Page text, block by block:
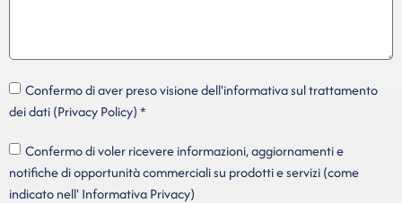
Confermo di aver preso visione dell'informativa sul trattamento
dei dati (Privacy Policy) *
Confermo di voler ricevere informazioni, aggiornamenti e
notifiche di opportunità commerciali su prodotti e servizi (come
indicato nell' Informativa Privacy)